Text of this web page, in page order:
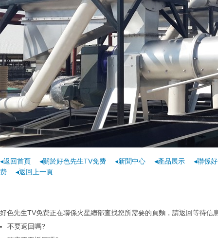
◂返回首頁 ◂關於好色先生TV免费 ◂新聞中心 ◂產品展示
◂聯係
费
◂返回上一頁
好色先生TV免费正在聯係火星總部查找您所需要的頁麵，請返回等待信
不要返回嗎?